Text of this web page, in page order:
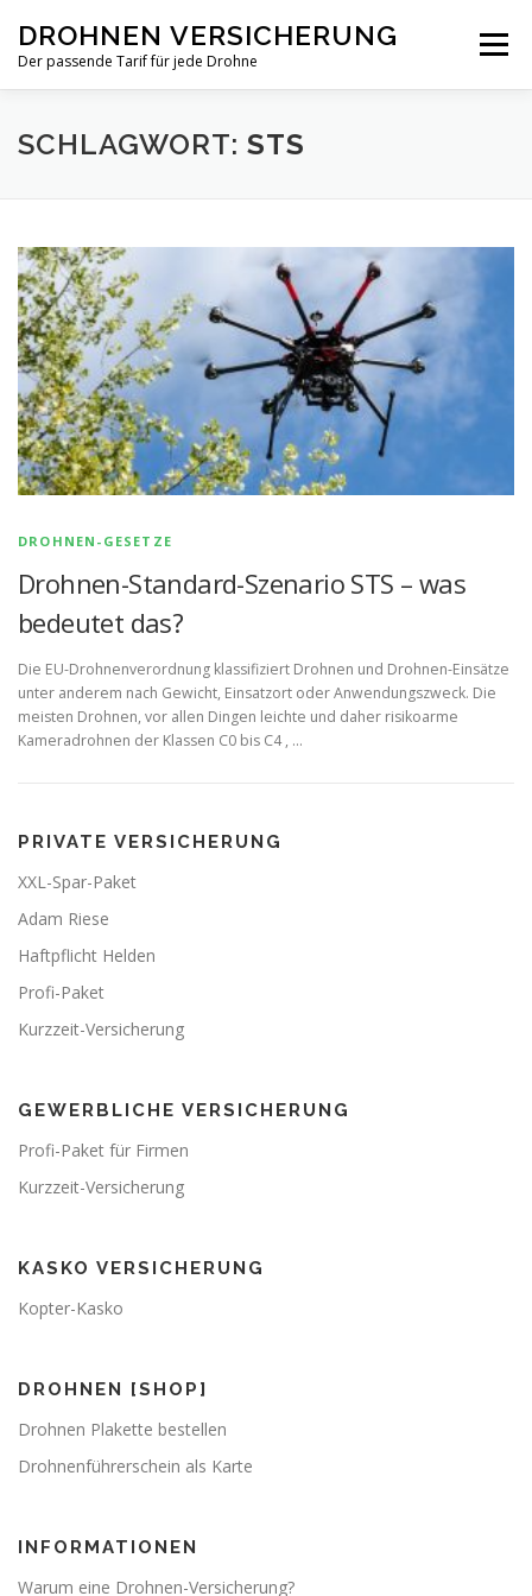
Inhalt
springen
DROHNEN VERSICHERUNG
Der passende Tarif für jede Drohne
Menü
TARIF-VERGLEICH PRIVAT
SCHLAGWORT: STS
DROHNEN-GESETZE
Drohnen-Standard-Szenario STS – was
bedeutet das?
Die EU-Drohnenverordnung klassifiziert Drohnen und Drohnen-Einsätze
unter anderem nach Gewicht, Einsatzort oder Anwendungszweck. Die
meisten Drohnen, vor allen Dingen leichte und daher risikoarme
Kameradrohnen der Klassen C0 bis C4 , …
PRIVATE VERSICHERUNG
XXL-Spar-Paket
Adam Riese
Haftpflicht Helden
Profi-Paket
Kurzzeit-Versicherung
GEWERBLICHE VERSICHERUNG
Profi-Paket für Firmen
Kurzzeit-Versicherung
KASKO VERSICHERUNG
Kopter-Kasko
DROHNEN [SHOP]
Drohnen Plakette bestellen
Drohnenführerschein als Karte
INFORMATIONEN
Warum eine Drohnen-Versicherung?